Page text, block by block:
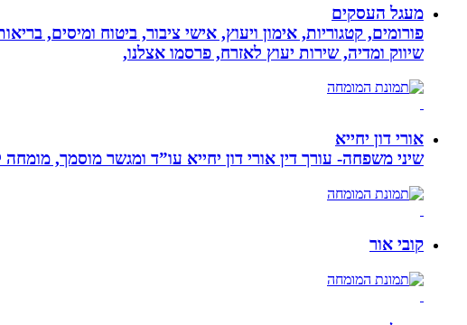
מעגל העסקים
פורומים, קטגוריות, אימון ויעוץ, אישי ציבור, ביטוח ומיסים,
שיווק ומדיה, שירות יעוץ לאזרח, פרסמו אצלנו,
אורי דון יחייא
שיני משפחה- עורך דין אורי דון יחייא עו”ד ומגשר מוסמך, מומחה לענייני משפחה, גירושין,
קובי אור